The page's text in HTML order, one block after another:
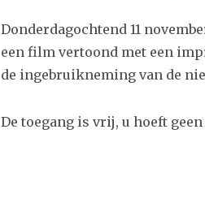
Donderdagochtend 11
een film vertoond met een
de ingebruikneming van de
De toegang is vrij, u hoeft